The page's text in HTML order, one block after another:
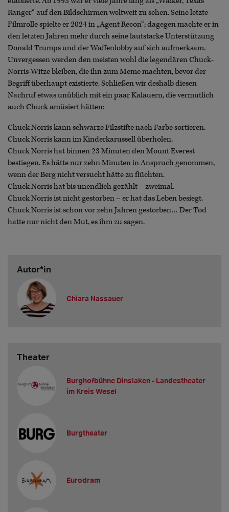
Ranger“ auf den Bildschirmen weltweit zu sehen. Seine letzte
Filmrolle spielte er 2024 in „Agent Recon“; dagegen machte er in
den letzten Jahren mehr durch seine lautstarke Unterstützung
Donald Trumps und der Waffenlobby auf sich aufmerksam.
Unvergessen werden den meisten wohl die legendären Chuck-
Norris-Witze bleiben, die ihn zum Meme machten, bevor der
Begriff überhaupt existierte. Schließen wir deshalb diesen
Nachruf etwas unüblich mit ein paar Kalauern, die vermutlich
auch Chuck amüsiert hätten:
Chuck Norris kann schwarze Filzstifte nach Farbe sortieren.
Chuck Norris kann im Kinderkarussell überholen.
Chuck Norris hat binnen 23 Minuten den Mount Everest
bestiegen. Es hätte nur zehn Minuten in Anspruch genommen,
wenn der Berg nicht versucht hätte zu flüchten.
Chuck Norris hat bis unendlich gezählt – zweimal.
Chuck Norris ist nicht gestorben – er hat das Leben besiegt.
Chuck Norris ist schon vor zehn Jahren gestorben… Der Tod
hatte nur nicht den Mut, es ihm zu sagen.
Autor*in
Chiara Nassauer
Theater
Burghofbühne Dinslaken - Landestheater
im Kreis Wesel
Burgtheater
Eurodram